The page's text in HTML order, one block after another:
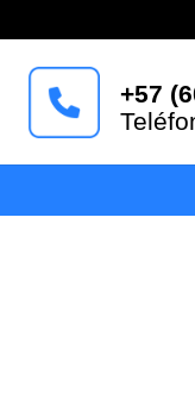
+57